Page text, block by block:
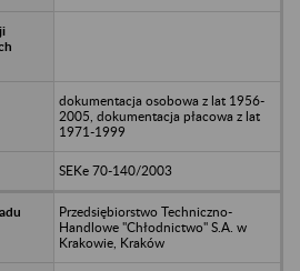
dokumentacja osobowa z lat 1956-
2005, dokumentacja płacowa z lat
1971-1999
SEKe 70-140/2003
Przedsiębiorstwo Techniczno-
Handlowe "Chłodnictwo" S.A. w
Krakowie, Kraków